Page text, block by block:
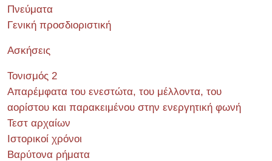
Πνεύματα
Γενική προσδιοριστική
Ασκήσεις
Τονισμός 2
Απαρέμφατα του ενεστώτα, του μέλλοντα, του
αορίστου και παρακειμένου στην ενεργητική φωνή
Τεστ αρχαίων
Ιστορικοί χρόνοι
Βαρύτονα ρήματα